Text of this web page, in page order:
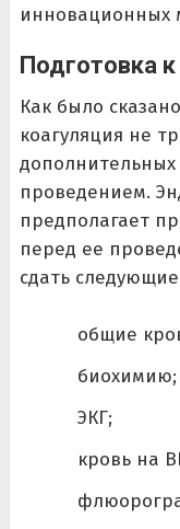
инновационных
Подготовка
Как было
коагуляция не
проведением.
предполагает
перед ее
сдать
общие
биохимию;
ЭКГ;
кровь на